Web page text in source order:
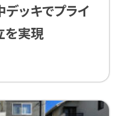
ッキでプライ
を実現